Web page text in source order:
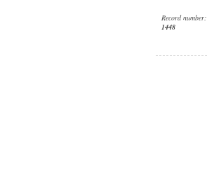
Record number:
1448